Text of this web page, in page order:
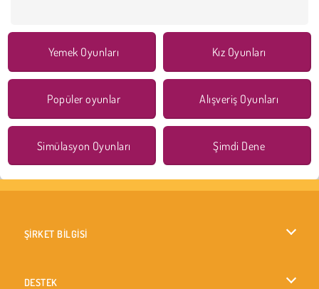
Yemek Oyunları Kız Oyunları
Popüler oyunlar Alışveriş Oyunları
Simülasyon Oyunları Şimdi Dene
ŞİRKET BİLGİSİ
DESTEK